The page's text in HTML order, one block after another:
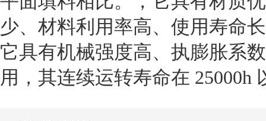
少、材料利用率高、使用寿命
它具有机械强度高、执膨胀系
用，其连续运转寿命在 25000h